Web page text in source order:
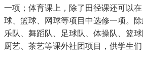
一项；体育课上，除了田径课还可以
球、篮球、网球等项目中选修一项。
乐队、舞蹈队、足球队、体操队、篮球
厨艺、茶艺等课外社团项目，供学生们